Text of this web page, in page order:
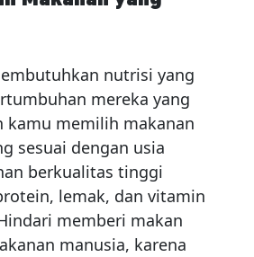
nutrisi yang
mereka yang
kamu memilih makanan
sesuai dengan usia
berkualitas tinggi
lemak, dan vitamin
memberi makan
manusia, karena